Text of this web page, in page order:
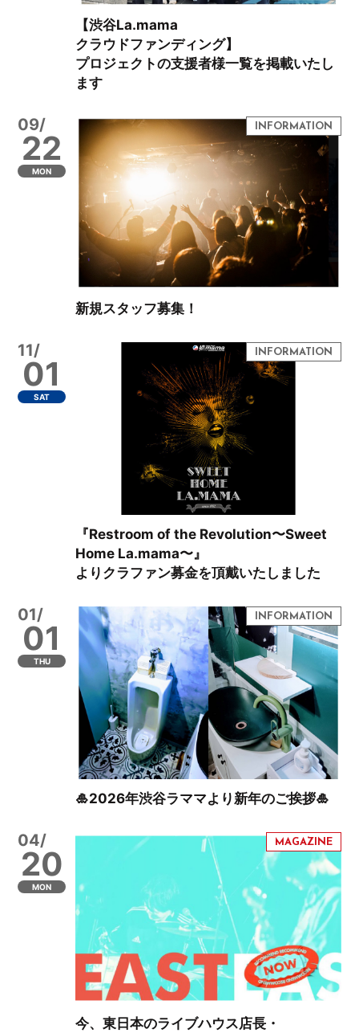
【渋谷La.mama
クラウドファンディング】
プロジェクトの支援者様一覧を掲載いたし
ます
09/
22
MON
新規スタッフ募集！
11/
01
SAT
『Restroom of the Revolution〜Sweet
Home La.mama〜』
よりクラファン募金を頂戴いたしました
01/
01
THU
🎍2026年渋谷ラママより新年のご挨拶🎍
04/
20
MON
今、東日本のライブハウス店長・